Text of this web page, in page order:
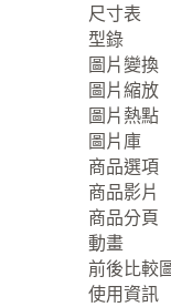
尺寸表
型錄
圖片變換
圖片縮放
圖片熱點
圖片庫
商品選項
商品影片
商品分頁
動畫
前後比較
使用資訊